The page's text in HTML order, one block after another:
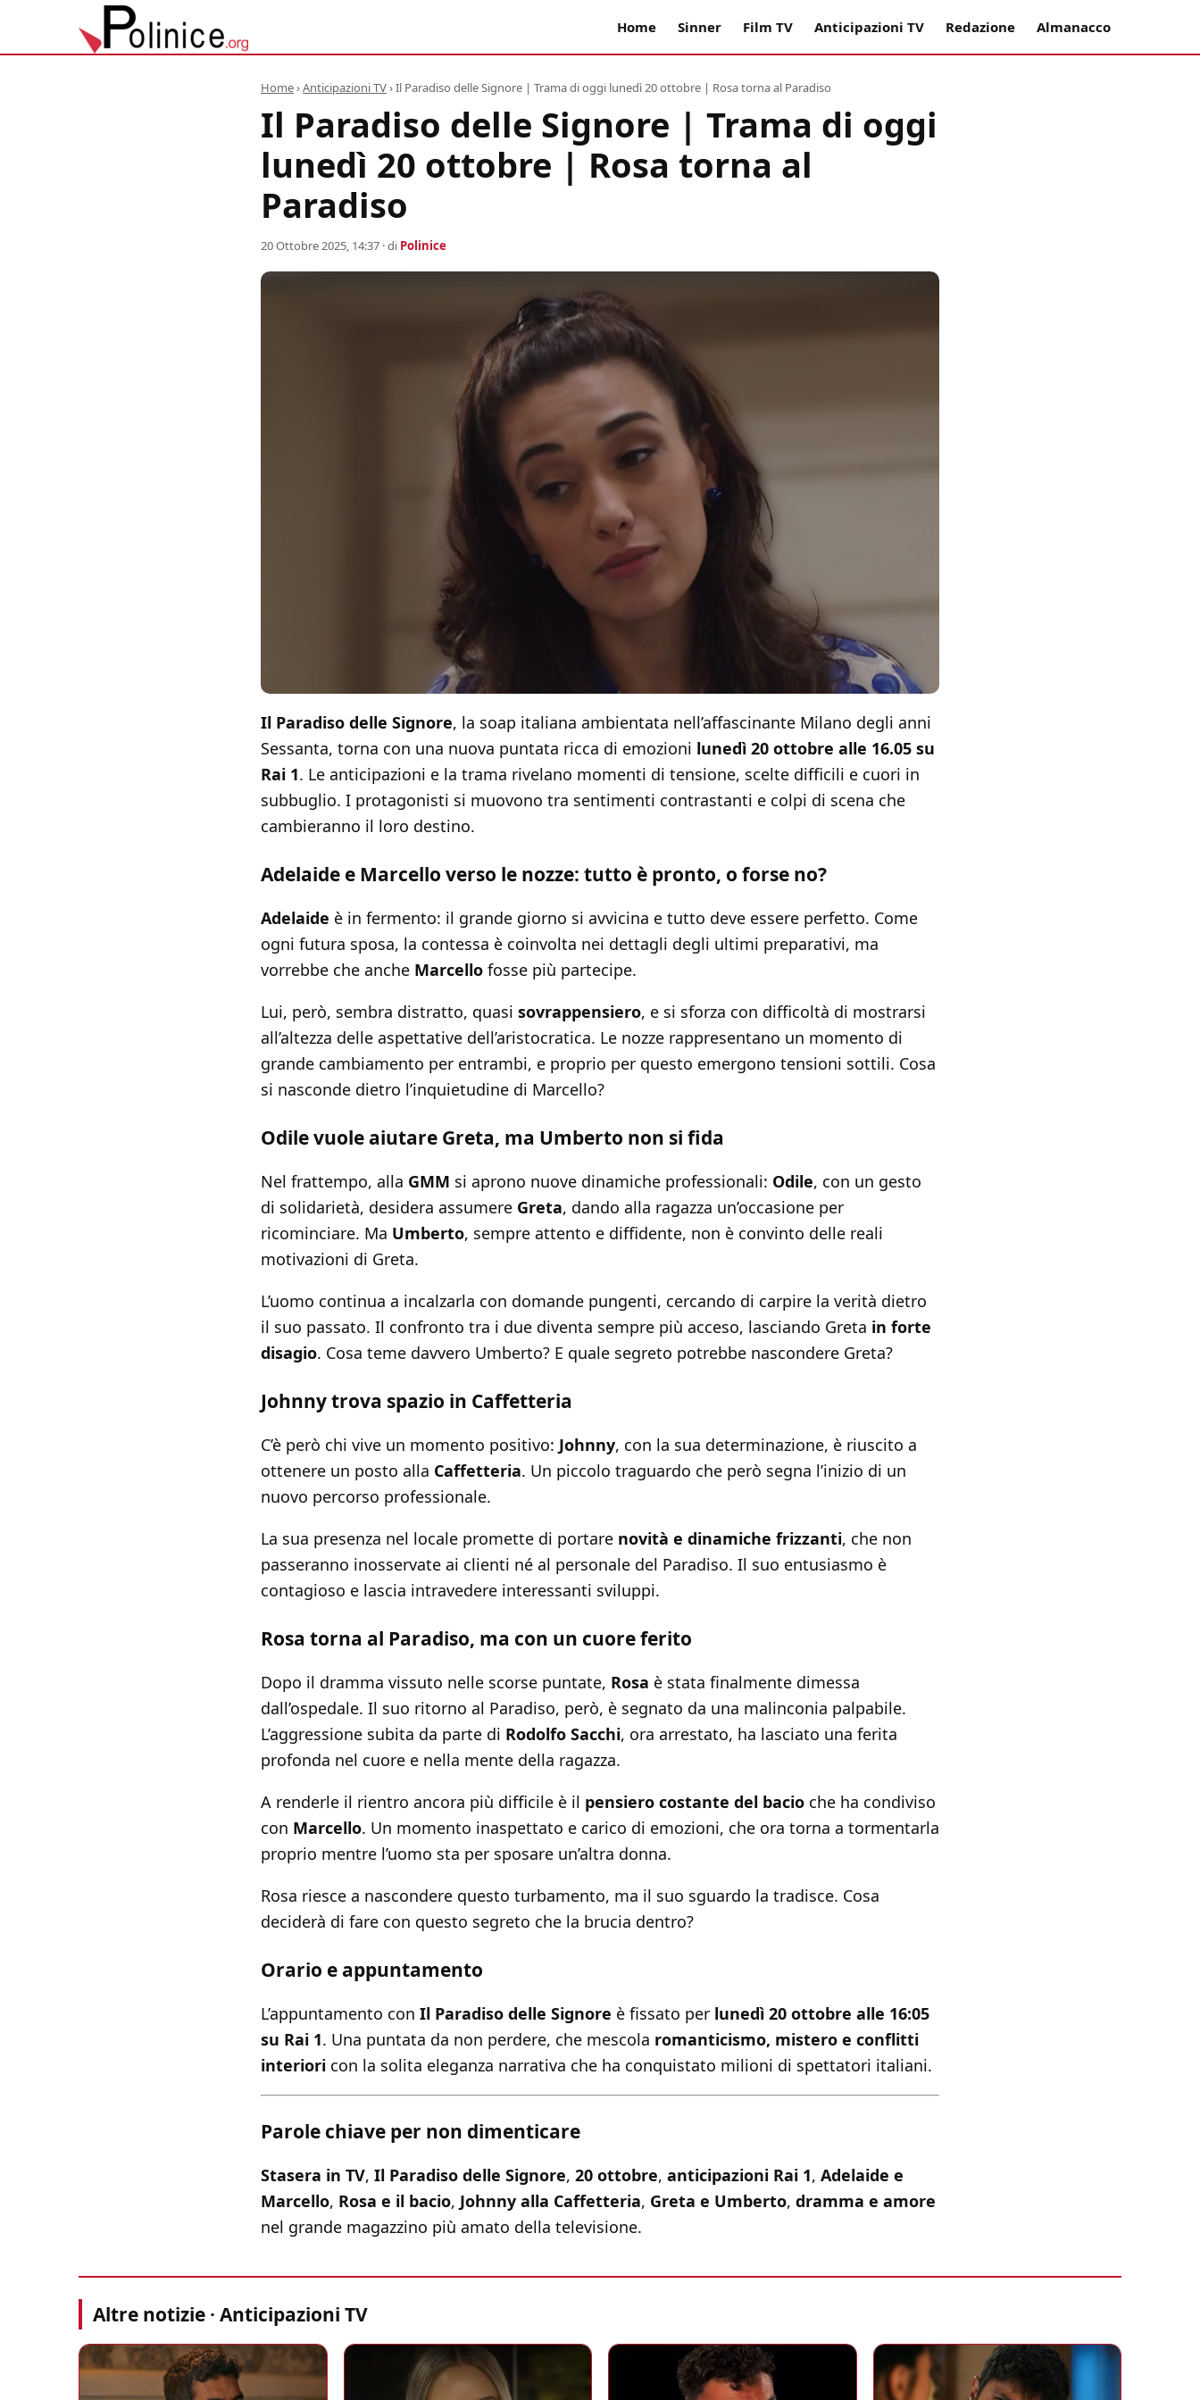
Home Sinner Film TV Anticipazioni TV Redazione Almanacco
Home›Anticipazioni TV›Il Paradiso delle Signore | Trama di oggi lunedì 20 ottobre | Rosa torna al Paradiso
Il Paradiso delle Signore | Trama di oggi
lunedì 20 ottobre | Rosa torna al
Paradiso
20 Ottobre 2025, 14:37 · di Polinice
Il Paradiso delle Signore, la soap italiana ambientata nell’affascinante Milano degli anni
Sessanta, torna con una nuova puntata ricca di emozioni lunedì 20 ottobre alle 16.05 su
Rai 1. Le anticipazioni e la trama rivelano momenti di tensione, scelte difficili e cuori in
subbuglio. I protagonisti si muovono tra sentimenti contrastanti e colpi di scena che
cambieranno il loro destino.
Adelaide e Marcello verso le nozze: tutto è pronto, o forse no?
Adelaide è in fermento: il grande giorno si avvicina e tutto deve essere perfetto. Come
ogni futura sposa, la contessa è coinvolta nei dettagli degli ultimi preparativi, ma
vorrebbe che anche Marcello fosse più partecipe.
Lui, però, sembra distratto, quasi sovrappensiero, e si sforza con difficoltà di mostrarsi
all’altezza delle aspettative dell’aristocratica. Le nozze rappresentano un momento di
grande cambiamento per entrambi, e proprio per questo emergono tensioni sottili. Cosa
si nasconde dietro l’inquietudine di Marcello?
Odile vuole aiutare Greta, ma Umberto non si fida
Nel frattempo, alla GMM si aprono nuove dinamiche professionali: Odile, con un gesto
di solidarietà, desidera assumere Greta, dando alla ragazza un’occasione per
ricominciare. Ma Umberto, sempre attento e diffidente, non è convinto delle reali
motivazioni di Greta.
L’uomo continua a incalzarla con domande pungenti, cercando di carpire la verità dietro
il suo passato. Il confronto tra i due diventa sempre più acceso, lasciando Greta in forte
disagio. Cosa teme davvero Umberto? E quale segreto potrebbe nascondere Greta?
Johnny trova spazio in Caffetteria
C’è però chi vive un momento positivo: Johnny, con la sua determinazione, è riuscito a
ottenere un posto alla Caffetteria. Un piccolo traguardo che però segna l’inizio di un
nuovo percorso professionale.
La sua presenza nel locale promette di portare novità e dinamiche frizzanti, che non
passeranno inosservate ai clienti né al personale del Paradiso. Il suo entusiasmo è
contagioso e lascia intravedere interessanti sviluppi.
Rosa torna al Paradiso, ma con un cuore ferito
Dopo il dramma vissuto nelle scorse puntate, Rosa è stata finalmente dimessa
dall’ospedale. Il suo ritorno al Paradiso, però, è segnato da una malinconia palpabile.
L’aggressione subita da parte di Rodolfo Sacchi, ora arrestato, ha lasciato una ferita
profonda nel cuore e nella mente della ragazza.
A renderle il rientro ancora più difficile è il pensiero costante del bacio che ha condiviso
con Marcello. Un momento inaspettato e carico di emozioni, che ora torna a tormentarla
proprio mentre l’uomo sta per sposare un’altra donna.
Rosa riesce a nascondere questo turbamento, ma il suo sguardo la tradisce. Cosa
deciderà di fare con questo segreto che la brucia dentro?
Orario e appuntamento
L’appuntamento con Il Paradiso delle Signore è fissato per lunedì 20 ottobre alle 16:05
su Rai 1. Una puntata da non perdere, che mescola romanticismo, mistero e conflitti
interiori con la solita eleganza narrativa che ha conquistato milioni di spettatori italiani.
Parole chiave per non dimenticare
Stasera in TV, Il Paradiso delle Signore, 20 ottobre, anticipazioni Rai 1, Adelaide e
Marcello, Rosa e il bacio, Johnny alla Caffetteria, Greta e Umberto, dramma e amore
nel grande magazzino più amato della televisione.
Altre notizie · Anticipazioni TV